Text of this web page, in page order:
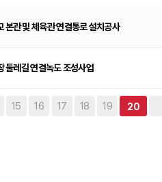
관 및 체육관 연결통로 설치공사
레길 연결녹도 조성사업
15 16 17 18 19 20